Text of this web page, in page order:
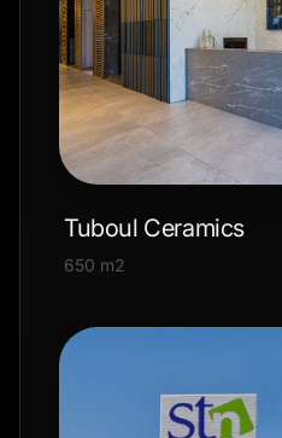
Tuboul Ceramics
650 m2